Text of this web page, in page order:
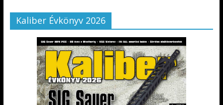
Kaliber Évkönyv 2026